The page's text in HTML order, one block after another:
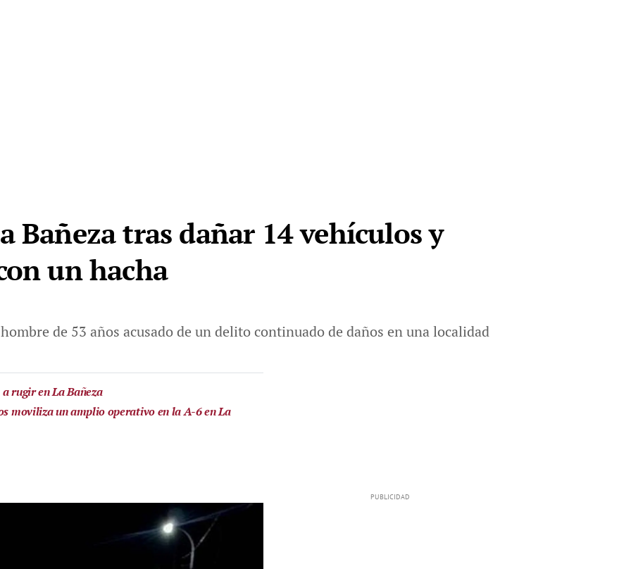
Bañeza tras dañar 14 vehículos y
un hacha
de 53 años acusado de un delito continuado de daños en una localidad
rugir en La Bañeza
moviliza un amplio operativo en la A-6 en La